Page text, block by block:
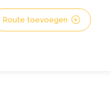
Route toevoegen